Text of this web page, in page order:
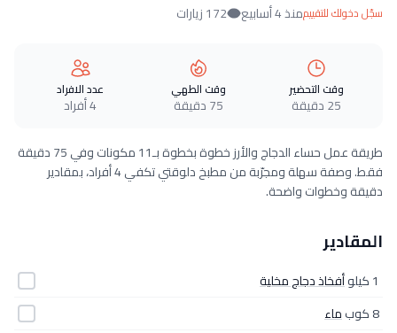
سجّل دخولك للتقييممنذ 4 أسابيع 172 زيارات
وقت التحضير
25 دقيقة
وقت الطهي
75 دقيقة
عدد الافراد
4 أفراد
طريقة عمل حساء الدجاج والأرز خطوة بخطوة بـ11 مكونات وفي 75 دقيقة
فقط. وصفة سهلة ومجرّبة من مطبخ دلوقتي تكفي 4 أفراد، بمقادير
دقيقة وخطوات واضحة.
المقادير
1 كيلو
أفخاذ دجاج مخلية
8 كوب
ماء